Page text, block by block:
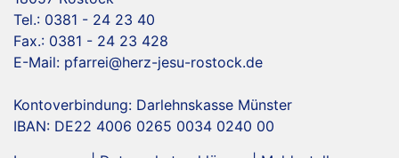
Tel.: 0381 - 24 23 40
Fax.: 0381 - 24 23 428
E-Mail: pfarrei@herz-jesu-rostock.de
Kontoverbindung: Darlehnskasse Münster
IBAN: DE22 4006 0265 0034 0240 00